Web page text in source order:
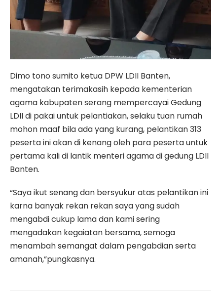
Dimo tono sumito ketua DPW LDII Banten,
mengatakan terimakasih kepada kementerian
agama kabupaten serang mempercayai Gedung
LDII di pakai untuk pelantiakan, selaku tuan rumah
mohon maaf bila ada yang kurang, pelantikan 313
peserta ini akan di kenang oleh para peserta untuk
pertama kali di lantik menteri agama di gedung LDII
Banten.
“Saya ikut senang dan bersyukur atas pelantikan ini
karna banyak rekan rekan saya yang sudah
mengabdi cukup lama dan kami sering
mengadakan kegaiatan bersama, semoga
menambah semangat dalam pengabdian serta
amanah,”pungkasnya.